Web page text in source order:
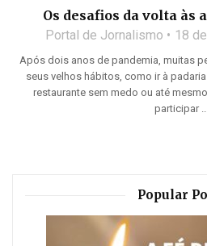
Os desafios da volta às
Portal de Jornalismo 18
Após dois anos de pandemia, muitas
seus velhos hábitos, como ir à
restaurante sem medo ou até
participar
Popular